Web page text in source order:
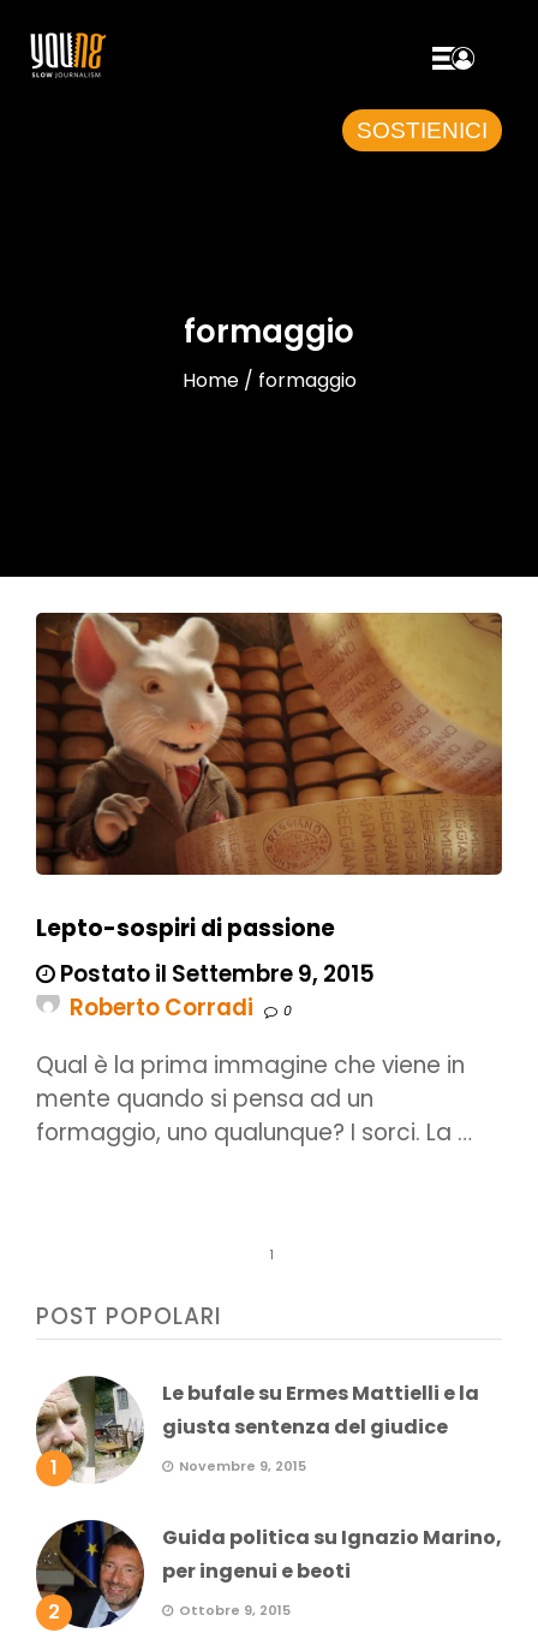
SOSTIENICI
formaggio
Home / formaggio
Lepto-sospiri di passione
Postato il Settembre 9, 2015
Roberto Corradi
0
Qual è la prima immagine che viene in
mente quando si pensa ad un
formaggio, uno qualunque? I sorci. La …
1
POST POPOLARI
1
Le bufale su Ermes Mattielli e la
giusta sentenza del giudice
Novembre 9, 2015
2
Guida politica su Ignazio Marino,
per ingenui e beoti
Ottobre 9, 2015